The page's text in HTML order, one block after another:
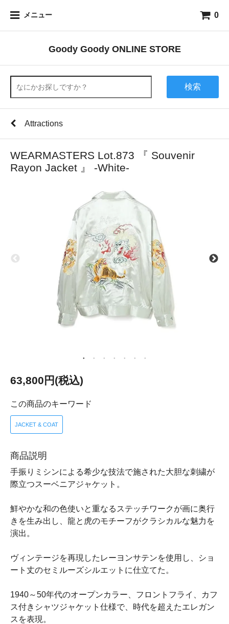
メニュー 0
Goody Goody ONLINE STORE
検索
Attractions
WEARMASTERS Lot.873 『 Souvenir
Rayon Jacket 』 -White-
63,800円(税込)
この商品のキーワード
JACKET & COAT
商品説明
手振りミシンによる希少な技法で施された大胆な刺繍が
際立つスーベニアジャケット。
鮮やかな和の色使いと重なるステッチワークが画に奥行
きを生み出し、龍と虎のモチーフがクラシカルな魅力を
演出。
ヴィンテージを再現したレーヨンサテンを使用し、ショ
ート丈のセミルーズシルエットに仕立てた。
1940～50年代のオープンカラー、フロントフライ、カフ
ス付きシャツジャケット仕様で、時代を超えたエレガン
スを表現。